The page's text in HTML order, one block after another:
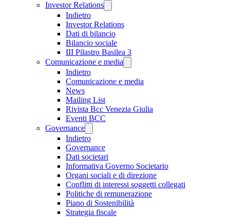
Investor Relations
Indietro
Investor Relations
Dati di bilancio
Bilancio sociale
III Pilastro Basilea 3
Comunicazione e media
Indietro
Comunicazione e media
News
Mailing List
Rivista Bcc Venezia Giulia
Eventi BCC
Governance
Indietro
Governance
Dati societari
Informativa Governo Societario
Organi sociali e di direzione
Conflitti di interessi soggetti collegati
Politiche di remunerazione
Piano di Sostenibilità
Strategia fiscale